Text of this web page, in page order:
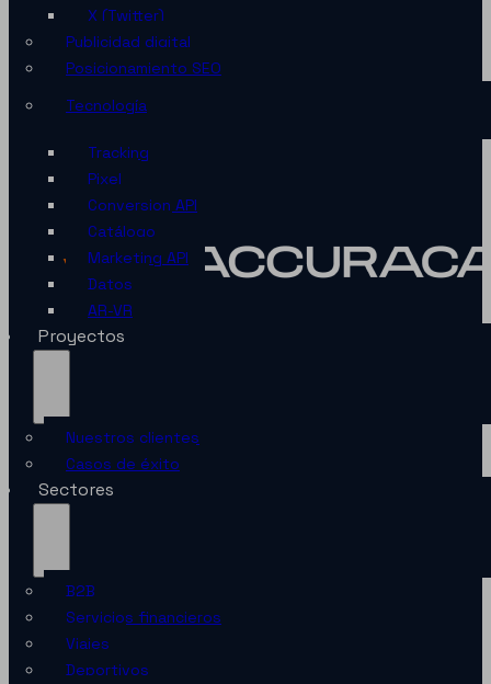
X (Twitter)
Publicidad digital
Posicionamiento SEO
Tecnología
Tracking
Pixel
Conversion API
Catálogo
Marketing API
Datos
AR-VR
Proyectos
Nuestros clientes
Casos de éxito
Sectores
B2B
Servicios financieros
Viajes
Deportivos